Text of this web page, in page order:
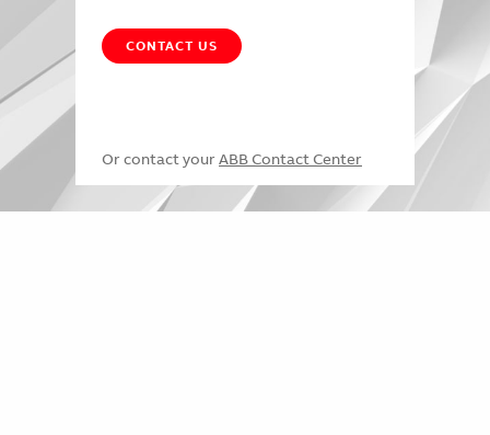
CONTACT US
Or contact your ABB Contact Center